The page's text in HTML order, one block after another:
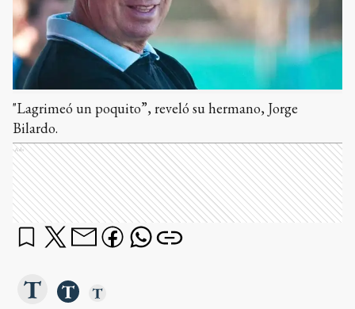
"Lagrimeó un poquito”, reveló su hermano, Jorge
Bilardo.
Ads